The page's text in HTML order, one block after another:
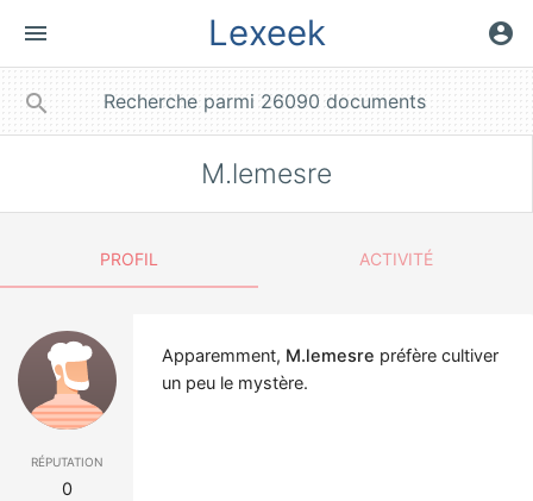
menu Lexeek account_circle
search
M.lemesre
PROFIL ACTIVITÉ
réputation
0
Apparemment, M.lemesre préfère cultiver
un peu le mystère.